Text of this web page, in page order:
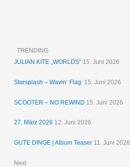
TRENDING
JULIAN KITE „WORLDS“ 15. Juni 2026
Starsplash – Wavin‘ Flag 15. Juni 2026
SCOOTER – NO REWIND 15. Juni 2026
27. März 2026 12. Juni 2026
GUTE DINGE | Album Teaser 11. Juni 2026
Next